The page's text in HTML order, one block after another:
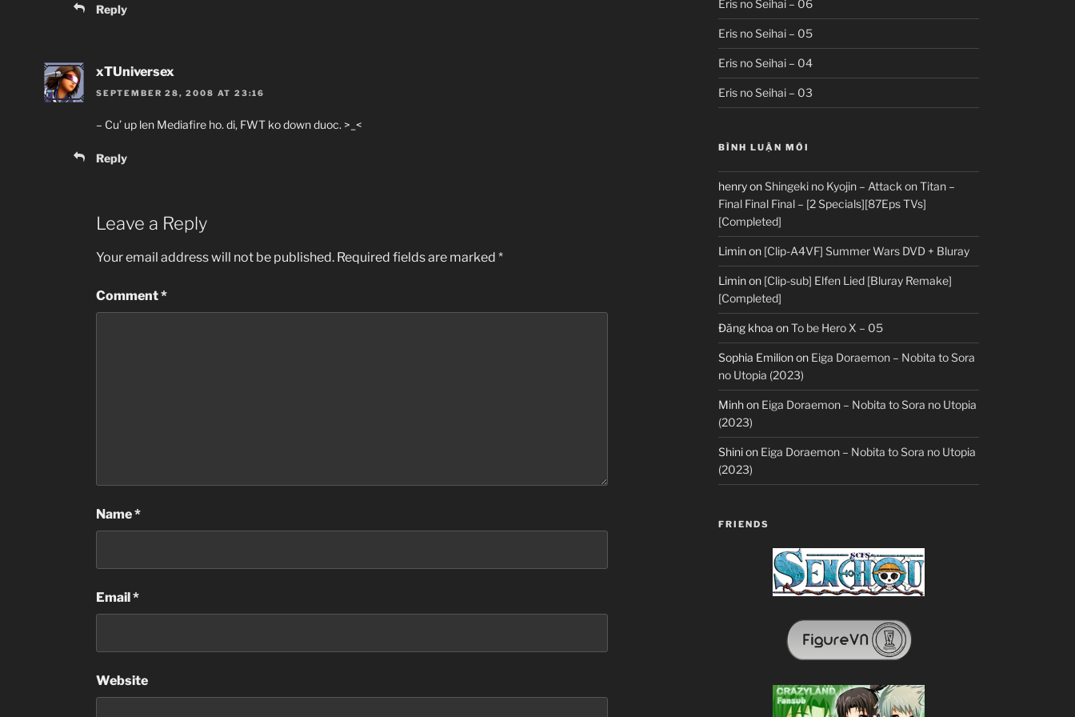
Reply
xTUniversex
SEPTEMBER 28, 2008 AT 23:16
– Cu’ up len Mediafire ho. di, FWT ko down duoc. >_<
Reply
Leave a Reply
Your email address will not be published. Required fields are marked *
Comment*
Name*
Email*
Website
Eris no Seihai – 06
Eris no Seihai – 05
Eris no Seihai – 04
Eris no Seihai – 03
BÌNH LUẬN MỚI
henryonShingeki no Kyojin – Attack on Titan –
Final Final Final – [2 Specials][87Eps TVs]
[Completed]
Liminon [Clip-A4VF] Summer Wars DVD + Bluray
Liminon [Clip-sub] Elfen Lied [Bluray Remake]
[Completed]
Đăng khoa onTo be Hero X – 05
Sophia Emilionon Eiga Doraemon – Nobita to Sora
no Utopia (2023)
Minhon Eiga Doraemon – Nobita to Sora no Utopia
(2023)
Shinion Eiga Doraemon – Nobita to Sora no Utopia
(2023)
FRIENDS